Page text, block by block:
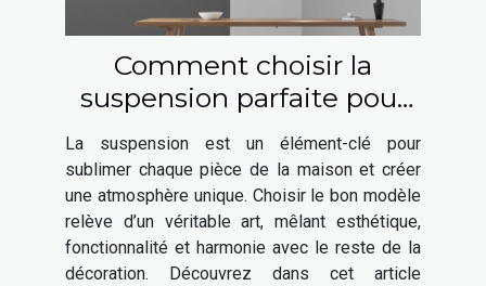
Comment choisir la
suspension parfaite pour
chaque espace de votre
maison ?
La suspension est un élément-clé pour
sublimer chaque pièce de la maison et créer
une atmosphère unique. Choisir le bon modèle
relève d’un véritable art, mêlant esthétique,
fonctionnalité et harmonie avec le reste de la
décoration. Découvrez dans cet article